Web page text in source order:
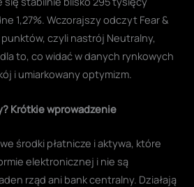
1,27%. Wczorajszy odczyt Fear &
czyli nastrój Neutralny,
to, co widać w danych rynkowych
i umiarkowany optymizm.
Krótkie wprowadzenie
środki płatnicze i aktywa, które
elektronicznej i nie są
rząd ani bank centralny. Działają